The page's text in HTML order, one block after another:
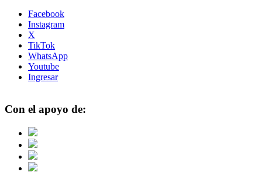
Facebook
Instagram
X
TikTok
WhatsApp
Youtube
Ingresar
Con el apoyo de: